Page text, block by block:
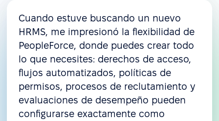
Cuando estuve buscando un nuevo
HRMS, me impresionó la flexibilidad de
PeopleForce, donde puedes crear todo
lo que necesites: derechos de acceso,
flujos automatizados, políticas de
permisos, procesos de reclutamiento y
evaluaciones de desempeño pueden
configurarse exactamente como